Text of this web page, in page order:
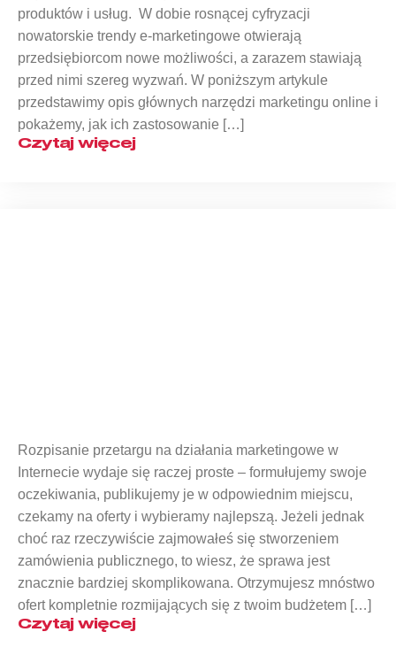
produktów i usług. W dobie rosnącej cyfryzacji
nowatorskie trendy e-marketingowe otwierają
przedsiębiorcom nowe możliwości, a zarazem stawiają
przed nimi szereg wyzwań. W poniższym artykule
przedstawimy opis głównych narzędzi marketingu online i
pokażemy, jak ich zastosowanie […]
Czytaj więcej
Rozpisanie przetargu na działania marketingowe w
Internecie wydaje się raczej proste – formułujemy swoje
oczekiwania, publikujemy je w odpowiednim miejscu,
czekamy na oferty i wybieramy najlepszą. Jeżeli jednak
choć raz rzeczywiście zajmowałeś się stworzeniem
zamówienia publicznego, to wiesz, że sprawa jest
znacznie bardziej skomplikowana. Otrzymujesz mnóstwo
ofert kompletnie rozmijających się z twoim budżetem […]
Czytaj więcej